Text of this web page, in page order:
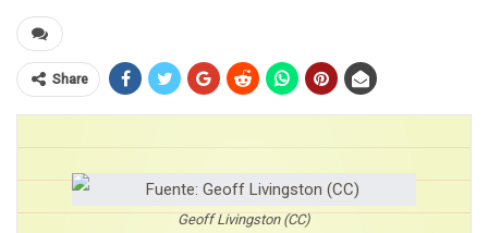
Share
Geoff Livingston (CC)